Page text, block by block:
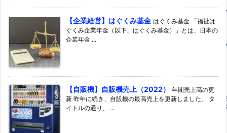
【企業経営】はぐくみ基金 はぐくみ基金 「福祉は
ぐくみ企業年金（以下、はぐくみ基金）」とは、日本の
企業年金 ...
【自販機】自販機売上（2022）
年間売上高の更
新 昨年に続き、自販機の最高売上を更新しました。 タ
イトルの通り、 ...